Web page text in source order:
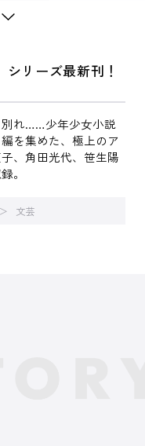
リーズ最新刊！
別れ……少年少女小説
を集めた、極上のア
、角田光代、笹生陽
。
文芸